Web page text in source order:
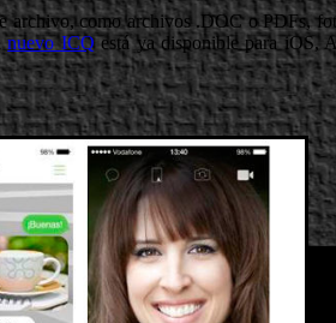
como archivos .DOC o PDFs,
nuevo ICQestá ya disponible para iOS,